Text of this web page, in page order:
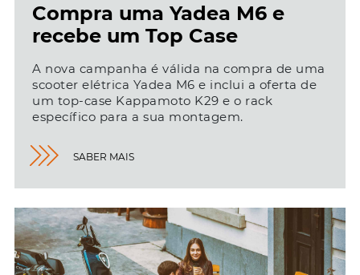
Compra uma Yadea M6 e
recebe um Top Case
A nova campanha é válida na compra de uma
scooter elétrica Yadea M6 e inclui a oferta de
um top-case Kappamoto K29 e o rack
específico para a sua montagem.
SABER MAIS